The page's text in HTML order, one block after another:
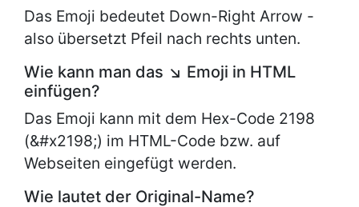
Das Emoji bedeutet Down-Right Arrow -
also übersetzt Pfeil nach rechts unten.
Wie kann man das ↘ Emoji in HTML
einfügen?
Das Emoji kann mit dem Hex-Code 2198
(&#x2198;) im HTML-Code bzw. auf
Webseiten eingefügt werden.
Wie lautet der Original-Name?